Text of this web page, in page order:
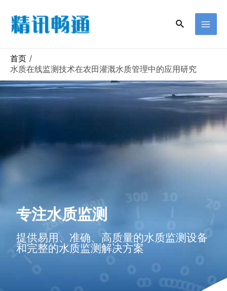
首页
水质在线监测技术在农田灌溉水质管理中的应用研究
专注水质监测
提供易用、准确、高质量的水质监测设备
和完整的水质监测解决方案